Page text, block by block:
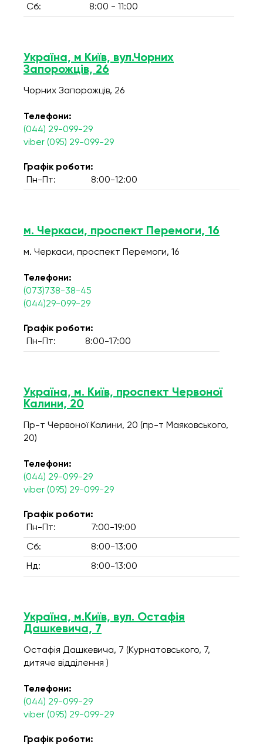
Сб: 8:00 - 11:00
Україна, м Київ, вул.Чорних
Запорожців, 26
Чорних Запорожців, 26
Телефони:
(044) 29-099-29
viber (095) 29-099-29
Графік роботи:
Пн-Пт:
8:00-12:00
м. Черкаси, проспект Перемоги, 16
м. Черкаси, проспект Перемоги, 16
Телефони:
(073)738-38-45
(044)29-099-29
Графік роботи:
Пн-Пт:
8:00-17:00
Україна, м. Київ, проспект Червоної
Калини, 20
Пр-т Червоної Калини, 20 (пр-т Маяковського,
20)
Телефони:
(044) 29-099-29
viber (095) 29-099-29
Графік роботи:
Пн-Пт:
7:00-19:00
Сб: 8:00-13:00
Нд: 8:00-13:00
Україна, м.Київ, вул. Остафія
Дашкевича, 7
Остафія Дашкевича, 7 (Курнатовського, 7,
дитяче відділення )
Телефони:
(044) 29-099-29
viber (095) 29-099-29
Графік роботи: